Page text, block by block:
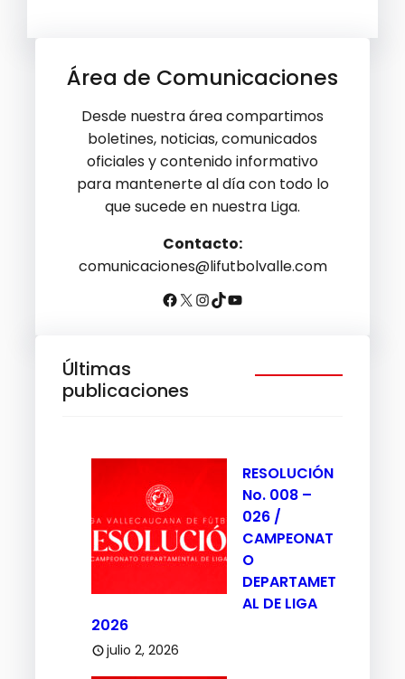
Área de Comunicaciones
Desde nuestra área compartimos
boletines, noticias, comunicados
oficiales y contenido informativo
para mantenerte al día con todo lo
que sucede en nuestra Liga.
Contacto:
comunicaciones@lifutbolvalle.com
Últimas
publicaciones
RESOLUCIÓN
No. 008 –
026 /
CAMPEONAT
O
DEPARTAMET
AL DE LIGA
2026
julio 2, 2026